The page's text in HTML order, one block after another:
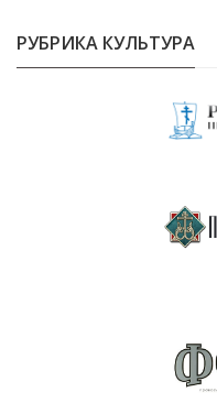
РУБРИКА КУЛЬТУРА